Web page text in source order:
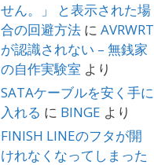
せん。」 と表示された場
合の回避方法 に AVRWRT
が認識されない – 無銭家
の自作実験室 より
SATAケーブルを安く手に
入れる に BINGE より
FINISH LINEのフタが開
けれなくなってしまった